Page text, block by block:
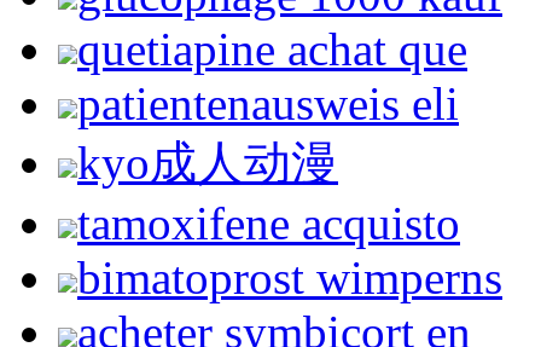
quetiapine achat que
patientenausweis eli
kyo成人动漫
tamoxifene acquisto
bimatoprost wimperns
acheter symbicort en